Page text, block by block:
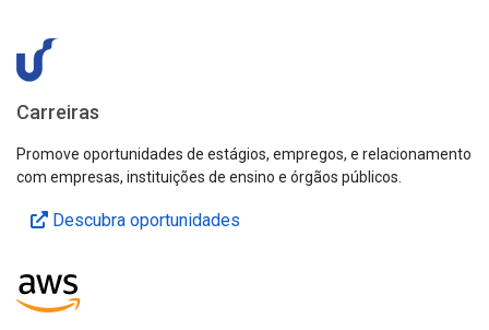
Carreiras
Promove oportunidades de estágios, empregos, e relacionamento
com empresas, instituições de ensino e órgãos públicos.
Descubra oportunidades